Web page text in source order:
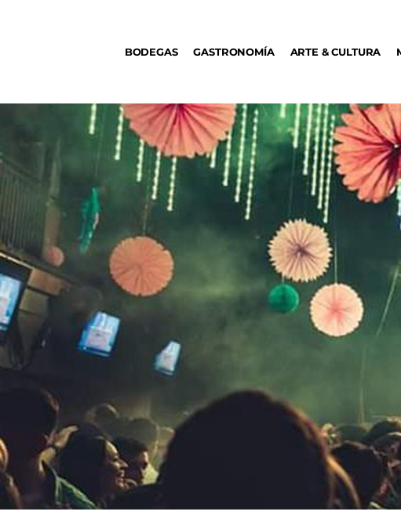
BODEGAS GASTRONOMÍA ARTE & CULTURA
DÓNDE IR
TENDENCIAS
ARQ & DISEÑO
AGENDA